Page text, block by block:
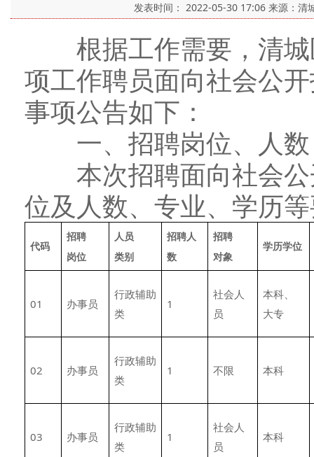
发表时间： 2022-05-30 17:06 来源：
根据工作需要，清城
项工作聘员面向社会公
事项公告如下：
一、招聘岗位、人数
本次招聘面向社会公
位及人数、专业、学历
代码
招聘
岗位
人员
类别
招聘人
数
招聘
对象
学历学位
01 办事员
行政辅助
类
1
社会人
员
本科、
大专
02 办事员
行政辅助
类
1 不限 本科
03 办事员
行政辅助
类
1
社会人
员
本科